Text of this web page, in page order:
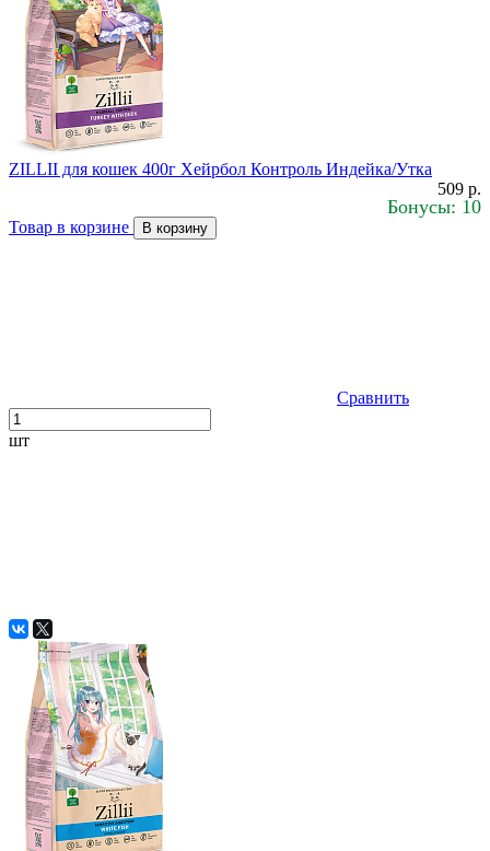
ZILLII для кошек 400г Хейрбол Контроль Индейка/Утка
509 р.
Бонусы: 10
Товар в корзине В корзину
Сравнить
шт